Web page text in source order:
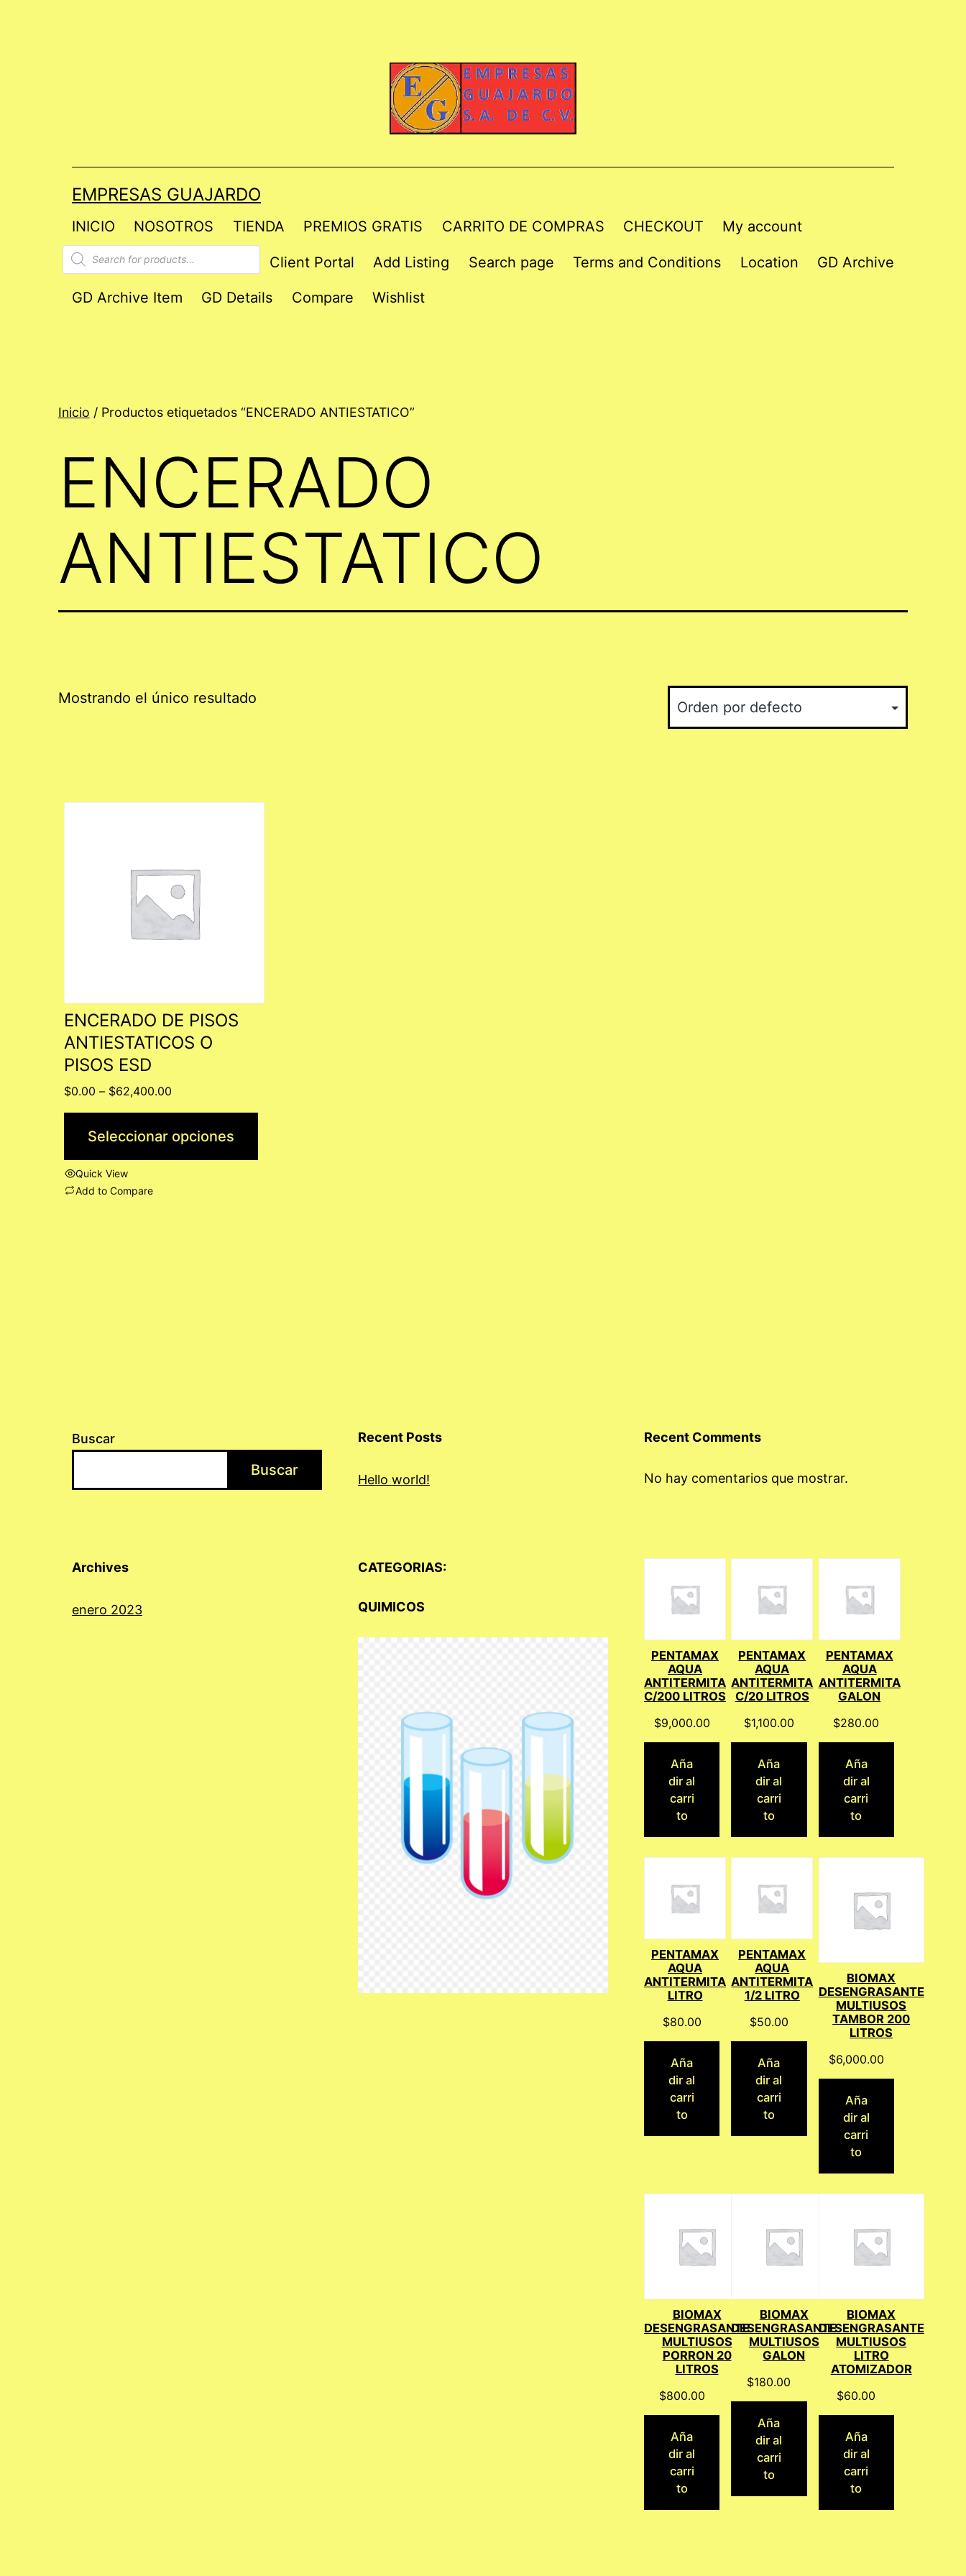
EMPRESAS GUAJARDO
INICIO NOSOTROS TIENDA PREMIOS GRATIS CARRITO DE COMPRAS CHECKOUT My account
Products
search
Client Portal Add Listing Search page Terms and Conditions Location GD Archive
GD Archive Item GD Details Compare Wishlist
Inicio / Productos etiquetados “ENCERADO ANTIESTATICO”
ENCERADO
ANTIESTATICO
Mostrando el único resultado
ENCERADO DE PISOS
ANTIESTATICOS O
PISOS ESD
$0.00 – $62,400.00Price
range:
$0.00
through
Seleccionar opciones
Quick View
Add to Compare
pueden
elegir
en
la
producto
Buscar
Buscar
Recent Posts
Hello world!
Recent Comments
No hay comentarios que mostrar.
Archives
enero 2023
CATEGORIAS:
QUIMICOS
PENTAMAX
AQUA
ANTITERMITA
C/200 LITROS
$9,000.00
Aña
dir al
carri
to
PENTAMAX
AQUA
ANTITERMITA
C/20 LITROS
$1,100.00
Aña
dir al
carri
to
PENTAMAX
AQUA
ANTITERMITA
GALON
$280.00
Aña
dir al
carri
to
PENTAMAX
AQUA
ANTITERMITA
LITRO
$80.00
Aña
dir al
carri
to
PENTAMAX
AQUA
ANTITERMITA
1/2 LITRO
$50.00
Aña
dir al
carri
to
BIOMAX
DESENGRASANTE
MULTIUSOS
TAMBOR 200
LITROS
$6,000.00
Aña
dir al
carri
to
BIOMAX
DESENGRASANTE
MULTIUSOS
PORRON 20
LITROS
$800.00
Aña
dir al
carri
to
BIOMAX
DESENGRASANTE
MULTIUSOS
GALON
$180.00
Aña
dir al
carri
to
BIOMAX
DESENGRASANTE
MULTIUSOS
LITRO
ATOMIZADOR
$60.00
Aña
dir al
carri
to